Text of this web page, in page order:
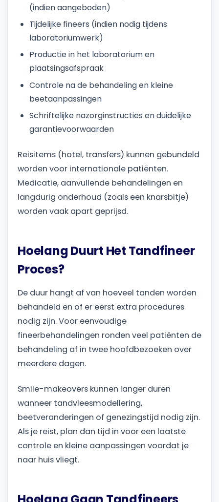
(indien aangeboden)
Tijdelijke fineers (indien nodig tijdens
laboratoriumwerk)
Productie in het laboratorium en
plaatsingsafspraak
Controle na de behandeling en kleine
beetaanpassingen
Schriftelijke nazorginstructies en duidelijke
garantievoorwaarden
Reisitems (hotel, transfers) kunnen gebundeld
worden voor internationale patiënten.
Medicatie, aanvullende behandelingen en
langdurig onderhoud (zoals een knarsbitje)
worden vaak apart geprijsd.
Hoelang Duurt Het Tandfineer
Proces?
De duur hangt af van hoeveel tanden worden
behandeld en of er eerst extra procedures
nodig zijn. Voor eenvoudige
fineerbehandelingen ronden veel patiënten de
behandeling af in twee hoofdbezoeken over
meerdere dagen.
Smile-makeovers kunnen langer duren
wanneer tandvleesmodellering,
beetveranderingen of genezingstijd nodig zijn.
Als je reist, plan dan tijd in voor een laatste
controle en kleine aanpassingen voordat je
naar huis vliegt.